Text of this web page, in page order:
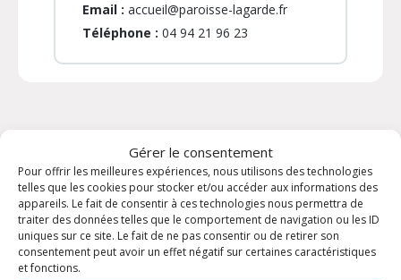
Gérer le consentement
Pour offrir les meilleures expériences, nous utilisons des technologies
telles que les cookies pour stocker et/ou accéder aux informations des
appareils. Le fait de consentir à ces technologies nous permettra de
traiter des données telles que le comportement de navigation ou les ID
uniques sur ce site. Le fait de ne pas consentir ou de retirer son
consentement peut avoir un effet négatif sur certaines caractéristiques
et fonctions.
Email : accueil@paroisse-lagarde.fr
Téléphone : 04 94 21 96 23